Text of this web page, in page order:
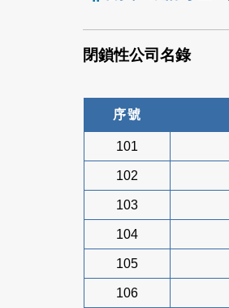
閉鎖性公司名錄
序號
101
102
103
104
105
106